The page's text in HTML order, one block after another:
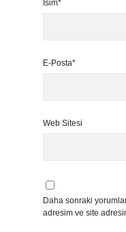
İsim*
E-Posta*
Web Sitesi
Daha sonraki
adresim ve site